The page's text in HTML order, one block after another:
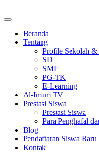
to
contentBeranda
Tentang
Profile Sekolah &
SD
SMP
PG-TK
E-Learning
Al-Imam TV
Prestasi Siswa
Prestasi Siswa
Para Penghafal
Blog
Pendaftaran Siswa Baru
Kontak